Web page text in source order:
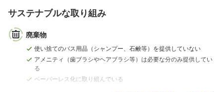
サステナブルな取り組み
廃棄物
使い捨てのバス用品（シャンプー、石鹸等）を提供していない
アメニティ（歯ブラシやヘアブラシ等）は必要な分のみ提供してい
る
ペーパーレス化に取り組んでいる